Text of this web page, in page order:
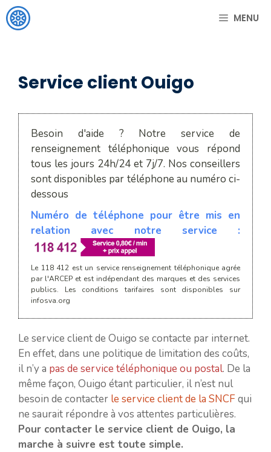
Aller
au
MENU
Service client Ouigo
Besoin d'aide ? Notre service de
renseignement téléphonique vous répond
tous les jours 24h/24 et 7j/7. Nos conseillers
sont disponibles par téléphone au numéro ci-
dessous
Numéro de téléphone pour être mis en
relation avec notre service :
Le 118 412 est un service renseignement téléphonique agrée
par l'ARCEP et est indépendant des marques et des services
publics. Les conditions tarifaires sont disponibles sur
infosva.org
Le service client de Ouigo se contacte par internet.
En effet, dans une politique de limitation des coûts,
il n’y a pas de service téléphonique ou postal. De la
même façon, Ouigo étant particulier, il n’est nul
besoin de contacter le service client de la SNCFqui
ne saurait répondre à vos attentes particulières.
Pour contacter le service client de Ouigo, la
marche à suivre est toute simple.